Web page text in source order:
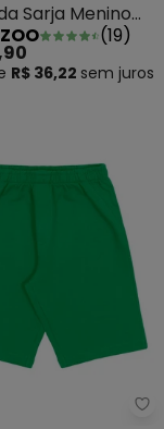
Sarja Menino
(19)
R$ 36,22 sem juros
Jeans